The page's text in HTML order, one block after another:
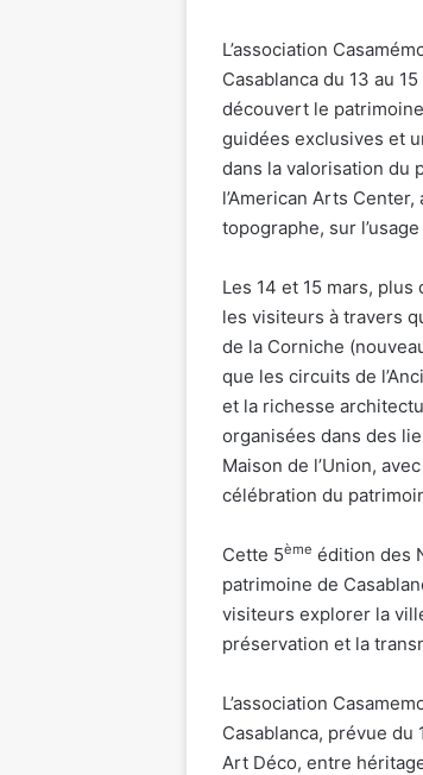
L’association
Casablanca du 13 au
découvert le
guidées exclusives et
dans la valorisation du
l’American Arts
topographe, sur
Les 14 et 15 mars,
les visiteurs à travers
de la Corniche
que les circuits de
et la richesse
organisées dans des
Maison de l’Union,
célébration du
Cette 5ème édition des
patrimoine de
visiteurs explorer la
préservation et la
L’association
Casablanca, prévue du
Art Déco, entre